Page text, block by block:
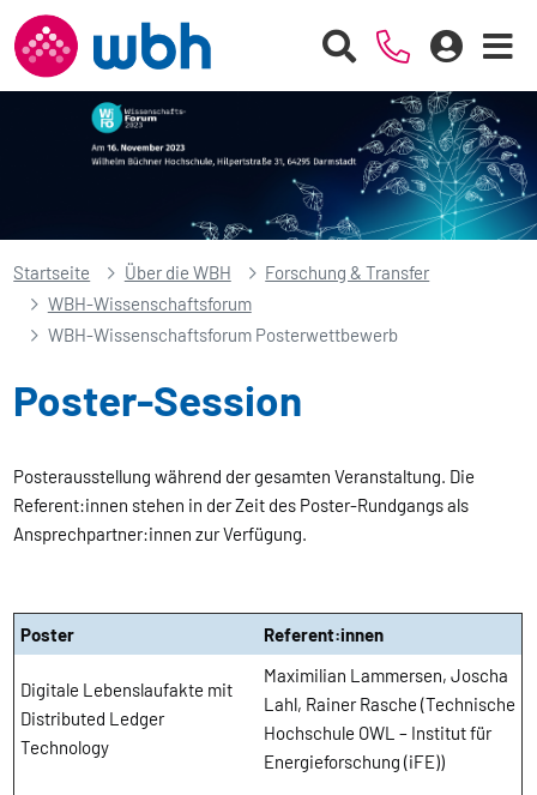
Startseite Über die WBH
Forschung & Transfer
WBH-Wissenschaftsforum
WBH-Wissenschaftsforum Posterwettbewerb
Poster-Session
Posterausstellung während der gesamten Veranstaltung. Die
Referent:innen stehen in der Zeit des Poster-Rundgangs als
Ansprechpartner:innen zur Verfügung.
Poster Referent:innen
Digitale Lebenslaufakte mit
Distributed Ledger
Technology
Maximilian Lammersen, Joscha
Lahl, Rainer Rasche (Technische
Hochschule OWL – Institut für
Energieforschung (iFE))